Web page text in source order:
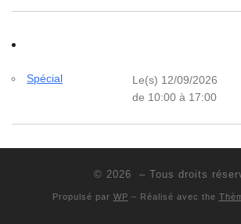
Spécial
Le(s) 12/09/2026
de 10:00 à 17:00
© 2026 – Tous droits
Propulsé par WP – Réalisé avec the